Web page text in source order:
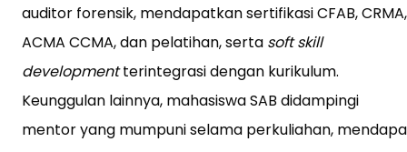
auditor forensik, mendapatkan sertifikasi CFAB, CRMA,
ACMA CCMA, dan pelatihan, serta soft skill
developmentterintegrasi dengan kurikulum.
Keunggulan lainnya, mahasiswa SAB didampingi
mentor yang mumpuni selama perkuliahan,